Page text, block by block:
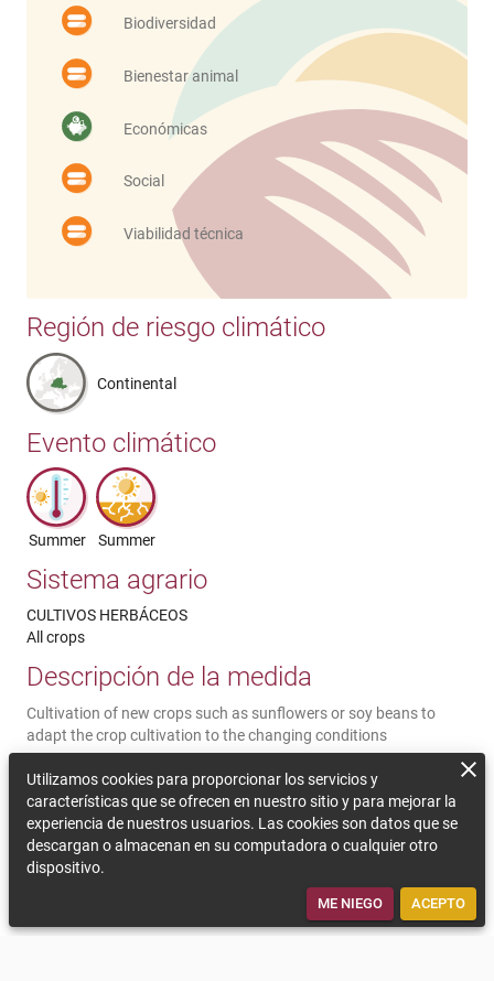
Biodiversidad
Bienestar animal
Económicas
Social
Viabilidad técnica
Región de riesgo climático
Continental
Evento climático
Summer Summer
Sistema agrario
CULTIVOS HERBÁCEOS
All crops
Descripción de la medida
Cultivation of new crops such as sunflowers or soy beans to
adapt the crop cultivation to the changing conditions
Comentarios sobre la sostenibilidad
New, adapted crops such as sunflowers, soy beans or camelina
sativa increase the production possibilities / the crop rotation
and may lead to new market opportunities. Heat tolerant crops
(take the water demand into account!) can increase the yield
Utilizamos cookies para proporcionar los servicios y
características que se ofrecen en nuestro sitio y para mejorar la
experiencia de nuestros usuarios. Las cookies son datos que se
descargan o almacenan en su computadora o cualquier otro
dispositivo.
ME NIEGO ACEPTO